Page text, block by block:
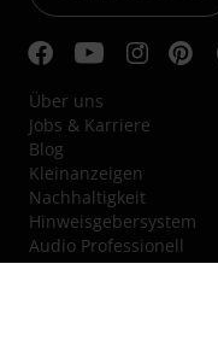
Über uns
Jobs & Karriere
Blog
Kleinanzeigen
Nachhaltigkeit
Hinweisgebersystem
Audio Professionell